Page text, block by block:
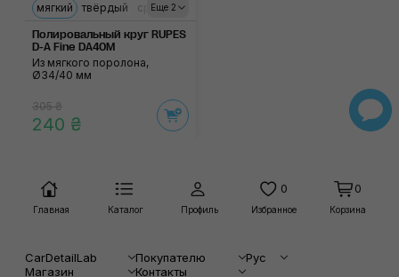
Еще 2
мягкий твёрдый средний
Полировальный круг RUPES
D-A Fine DA40M
Из мягкого поролона,
Ø34/40 мм
305 ₴
240 ₴
Главная Каталог Профиль
0
Избранное
0
Корзина
CarDetailLab Покупателю
Рус
Магазин
Контакты